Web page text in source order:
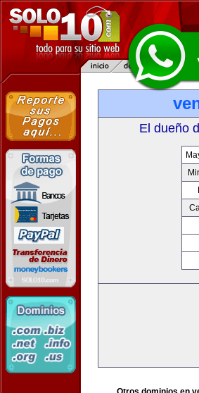
El dueño